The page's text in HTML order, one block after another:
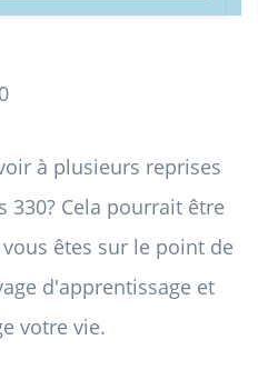
à plusieurs reprises
330? Cela pourrait être
êtes sur le point de
d'apprentissage et
votre vie.